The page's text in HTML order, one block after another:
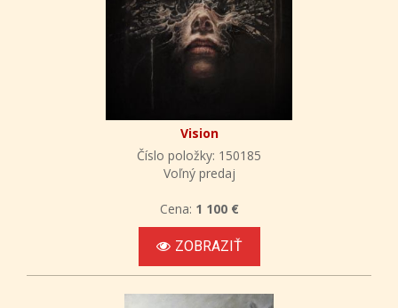
Vision
Číslo položky: 150185
Voľný predaj
Cena: 1 100 €
ZOBRAZIŤ